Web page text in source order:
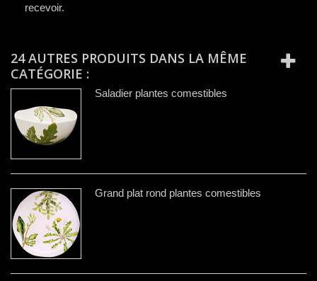
recevoir.
24 AUTRES PRODUITS DANS LA MÊME
CATÉGORIE :
Saladier plantes comestibles
Grand plat rond plantes comestibles